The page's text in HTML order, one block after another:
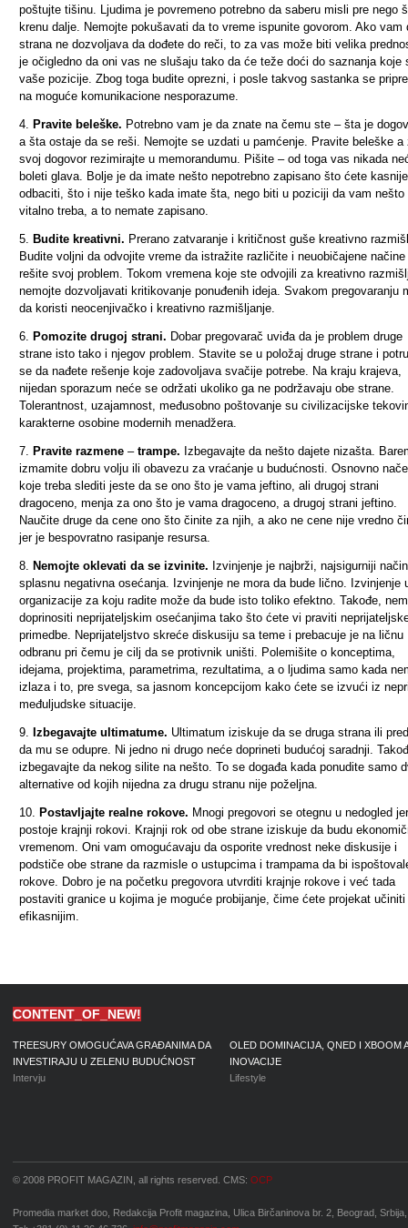
poštujte tišinu. Ljudima je povremeno potrebno da saberu misli pre nego
krenu dalje. Nemojte pokušavati da to vreme ispunite govorom. Ako vam
strana ne dozvoljava da dođete do reči, to za vas može biti velika
je očigledno da oni vas ne slušaju tako da će teže doći do saznanja koje
vaše pozicije. Zbog toga budite oprezni, i posle takvog sastanka se
na moguće komunikacione nesporazume.
4. Pravite beleške. Potrebno vam je da znate na čemu ste – šta je
a šta ostaje da se reši. Nemojte se uzdati u pamćenje. Pravite beleške a
svoj dogovor rezimirajte u memorandumu. Pišite – od toga vas nikada
boleti glava. Bolje je da imate nešto nepotrebno zapisano što ćete kasnije
odbaciti, što i nije teško kada imate šta, nego biti u poziciji da vam nešto
vitalno treba, a to nemate zapisano.
5. Budite kreativni. Prerano zatvaranje i kritičnost guše kreativno
Budite voljni da odvojite vreme da istražite različite i neuobičajene načine
rešite svoj problem. Tokom vremena koje ste odvojili za kreativno
nemojte dozvoljavati kritikovanje ponuđenih ideja. Svakom pregovaranju
da koristi neocenjivačko i kreativno razmišljanje.
6. Pomozite drugoj strani. Dobar pregovarač uviđa da je problem druge
strane isto tako i njegov problem. Stavite se u položaj druge strane i
se da nađete rešenje koje zadovoljava svačije potrebe. Na kraju krajeva,
nijedan sporazum neće se održati ukoliko ga ne podržavaju obe strane.
Tolerantnost, uzajamnost, međusobno poštovanje su civilizacijske
karakterne osobine modernih menadžera.
7. Pravite razmene –trampe. Izbegavajte da nešto dajete nizašta.
izmamite dobru volju ili obavezu za vraćanje u budućnosti. Osnovno
koje treba slediti jeste da se ono što je vama jeftino, ali drugoj strani
dragoceno, menja za ono što je vama dragoceno, a drugoj strani jeftino.
Naučite druge da cene ono što činite za njih, a ako ne cene nije vredno
jer je bespovratno rasipanje resursa.
8. Nemojte oklevati da se izvinite. Izvinjenje je najbrži, najsigurniji
splasnu negativna osećanja. Izvinjenje ne mora da bude lično. Izvinjenje
organizacije za koju radite može da bude isto toliko efektno. Takođe,
doprinositi neprijateljskim osećanjima tako što ćete vi praviti
primedbe. Neprijateljstvo skreće diskusiju sa teme i prebacuje je na ličnu
odbranu pri čemu je cilj da se protivnik uništi. Polemišite o konceptima,
idejama, projektima, parametrima, rezultatima, a o ljudima samo kada
izlaza i to, pre svega, sa jasnom koncepcijom kako ćete se izvući iz
međuljudske situacije.
9. Izbegavajte ultimatume. Ultimatum iziskuje da se druga strana ili
da mu se odupre. Ni jedno ni drugo neće doprineti budućoj saradnji.
izbegavajte da nekog silite na nešto. To se događa kada ponudite samo
alternative od kojih nijedna za drugu stranu nije poželjna.
10. Postavljajte realne rokove. Mnogi pregovori se otegnu u nedogled
postoje krajnji rokovi. Krajnji rok od obe strane iziskuje da budu
vremenom. Oni vam omogućavaju da osporite vrednost neke diskusije i
podstiče obe strane da razmisle o ustupcima i trampama da bi
rokove. Dobro je na početku pregovora utvrditi krajnje rokove i već tada
postaviti granice u kojima je moguće probijanje, čime ćete projekat učiniti
efikasnijim.
CONTENT_OF_NEW!
TREESURY OMOGUĆAVA GRAĐANIMA DA
INVESTIRAJU U ZELENU BUDUĆNOST
Intervju
OLED DOMINACIJA, QNED I XBOOM
INOVACIJE
Lifestyle
© 2008 PROFIT MAGAZIN, all rights reserved. CMS: OCP
Promedia market doo, Redakcija Profit magazina, Ulica Birčaninova br. 2, Beograd, Srbija,